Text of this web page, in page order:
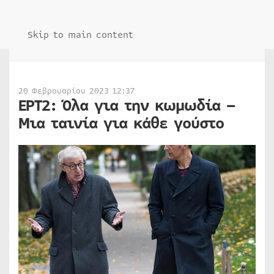
Skip to main content
20 Φεβρουαρίου 2023 12:37
ΕΡΤ2: Όλα για την κωμωδία –
Μια ταινία για κάθε γούστο